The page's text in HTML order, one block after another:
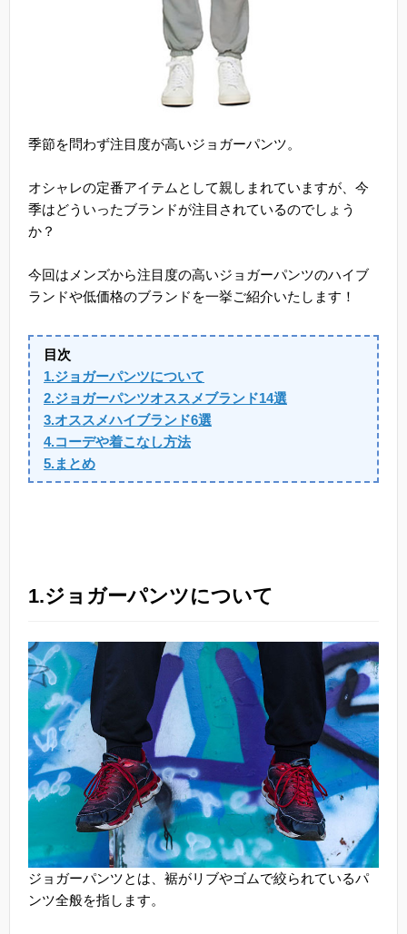
季節を問わず注目度が高いジョガーパンツ。
オシャレの定番アイテムとして親しまれていますが、今
季はどういったブランドが注目されているのでしょう
か？
今回はメンズから注目度の高いジョガーパンツのハイブ
ランドや低価格のブランドを一挙ご紹介いたします！
目次
1.ジョガーパンツについて
2.ジョガーパンツオススメブランド14選
3.オススメハイブランド6選
4.コーデや着こなし方法
5.まとめ
1.ジョガーパンツについて
ジョガーパンツとは、裾がリブやゴムで絞られているパ
ンツ全般を指します。